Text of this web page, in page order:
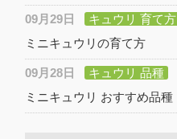
09月29日
キュウリ 育て方
ミニキュウリの育て方
09月28日
キュウリ 品種
ミニキュウリ おすすめ品種